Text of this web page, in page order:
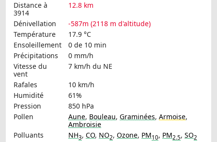
Distance à
3914
12.8 km
Dénivellation
-587m (2118 m d'altitude)
Température
17.9 °C
Ensoleillement
0 de 10 min
Précipitations
0 mm/h
Vitesse du
vent
7 km/h du NE
Rafales
10 km/h
Humidité
61%
Pression
850 hPa
Pollen
Aune, Bouleau, Graminées, Armoise,
Ambroisie
Polluants
NH3, CO, NO2, Ozone, PM10, PM2.5, SO2